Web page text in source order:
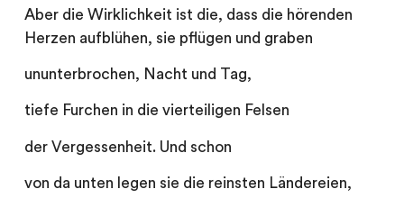
Aber die Wirklichkeit ist die, dass die hörenden
Herzen aufblühen, sie pflügen und graben
ununterbrochen, Nacht und Tag,
tiefe Furchen in die vierteiligen Felsen
der Vergessenheit. Und schon
von da unten legen sie die reinsten Ländereien,